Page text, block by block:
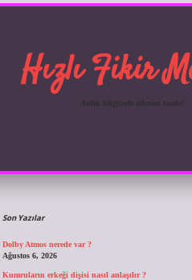
Hızlı Fikir
Anlık bilgilerle zihnini tazele!
Sidebar
Son Yazılar
Dolby Atmos nerede var ?
Ağustos 6, 2026
Kumruların erkeği dişisi nasıl anlaşılır ?